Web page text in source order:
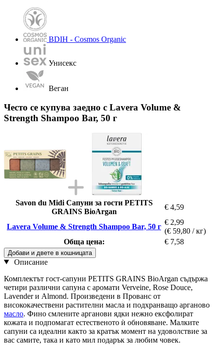
BDIH - Cosmos Organic
Унисекс
Веган
Често се купува заедно с Lavera Volume &
Strength Shampoo Bar, 50 г
Savon du Midi Сапуни за гости PETITS
GRAINS BioArgan
€ 4,59
Lavera Volume & Strength Shampoo Bar, 50 г
€ 2,99
(€ 59,80 / кг)
Обща цена:
€ 7,58
Добави и двете в кошницата
Описание
Комплектът гост-сапуни PETITS GRAINS BioArgan съдържа
четири различни сапуна с аромати Verveine, Rose Douce,
Lavender и Almond. Произведени в Прованс от
висококачествени растителни масла и подхранващо арганово
масло. Фино смлените арганови ядки нежно ексфолират
кожата и подпомагат естественото ѝ обновяване. Малките
сапуни са идеални както за кратък момент на удоволствие за
вас самите, така и като мил подарък за любим човек.